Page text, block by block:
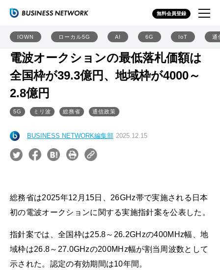
無料会員登録
IOWN ローカル5G AI 6G IoT 通
電波オークションの最低落札価額は
全国枠が39.3億円、地域枠が4000～
2.8億円
5G ミリ波 総務省 通信政策
BUSINESS NETWORK編集部 2025.12.15
総務省は2025年12月15日、26GHz帯で実施される日本
初の電波オークションに関する実施指針案を公表した。
指針案では、全国枠は25.8～26.2GHzの400MHz幅、地
域枠は26.8～27.0GHzの200MHz幅が割当周波数として
示された。認定の有効期間は10年間。